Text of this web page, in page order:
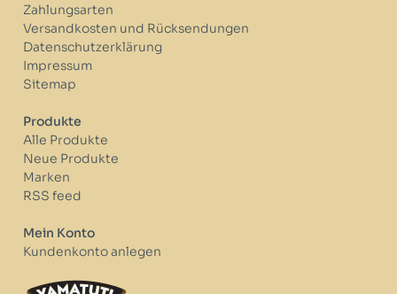
Zahlungsarten
Versandkosten und Rücksendungen
Datenschutzerklärung
Impressum
Sitemap
Produkte
Alle Produkte
Neue Produkte
Marken
RSS feed
Mein Konto
Kundenkonto anlegen